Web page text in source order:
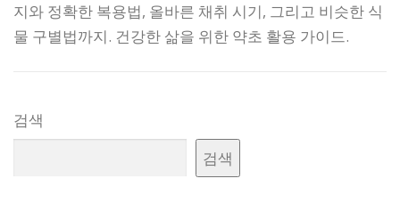
지와 정확한 복용법, 올바른 채취 시기, 그리고 비슷한 식
물 구별법까지. 건강한 삶을 위한 약초 활용 가이드.
검색
검색